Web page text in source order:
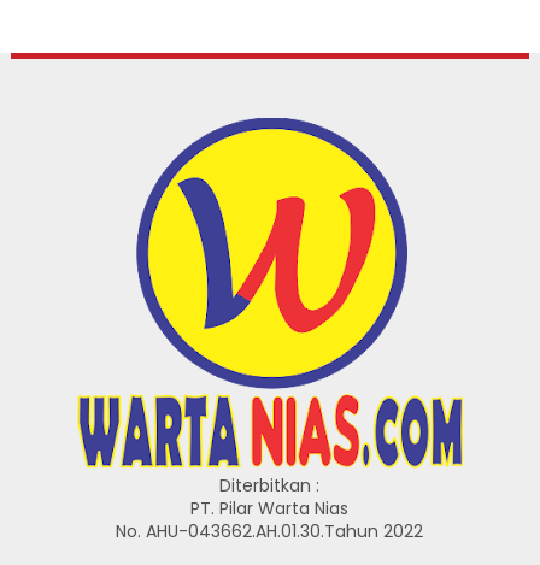
Diterbitkan :
PT. Pilar Warta Nias
No. AHU-043662.AH.01.30.Tahun 2022